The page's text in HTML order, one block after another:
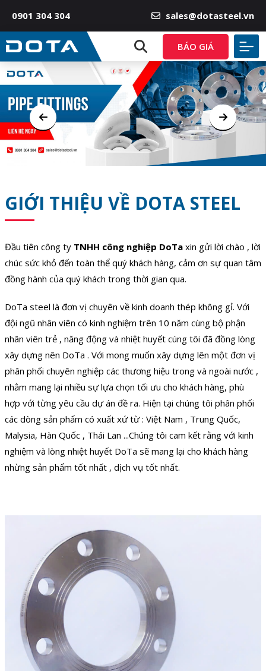
0901 304 304 sales@dotasteel.vn
BÁO GIÁ
GIỚI THIỆU VỀ DOTA STEEL
Đầu tiên công ty TNHH công nghiệp DoTa xin gửi lời chào , lời
chúc sức khỏ đến toàn thể quý khách hàng, cảm ơn sự quan tâm
đồng hành của quý khách trong thời gian qua.
DoTa steel là đơn vị chuyên về kinh doanh thép không gỉ. Với
đội ngũ nhân viên có kinh nghiệm trên 10 năm cùng bộ phận
nhân viên trẻ , năng động và nhiệt huyết cúng tôi đã đồng lòng
xây dựng nên DoTa . Với mong muốn xây dựng lên một đơn vị
phân phối chuyên nghiệp các thương hiệu trong và ngoài nước ,
nhằm mang lại nhiều sự lựa chọn tối ưu cho khách hàng, phù
hợp với từng yêu cầu dự án đề ra. Hiện tại chúng tôi phân phối
các dòng sản phẩm có xuất xứ từ : Việt Nam , Trung Quốc,
Malysia, Hàn Quốc , Thái Lan ...Chúng tôi cam kết rằng với kinh
nghiệm và lòng nhiệt huyết DoTa sẽ mang lại cho khách hàng
nhừng sản phẩm tốt nhất , dịch vụ tốt nhất.